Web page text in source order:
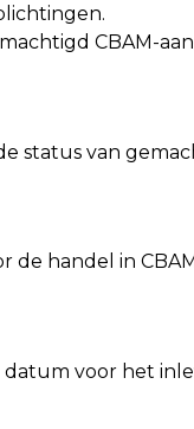
CBAM-
status van
de handel in
datum voor het